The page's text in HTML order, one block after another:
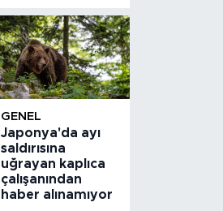
GENEL
Japonya'da ayı
saldırısına
uğrayan kaplıca
çalışanından
haber alınamıyor